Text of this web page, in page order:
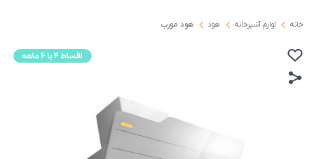
خانه لوازم آشپزخانه هود هود مورب